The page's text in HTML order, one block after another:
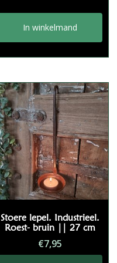
In winkelmand
Stoere lepel. Industrieel.
Roest- bruin || 27 cm
€7,95